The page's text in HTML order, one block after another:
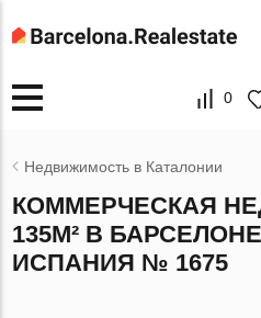
0
Недвижимость в Каталонии
КОММЕРЧЕСКАЯ
135М² В
ИСПАНИЯ № 1675